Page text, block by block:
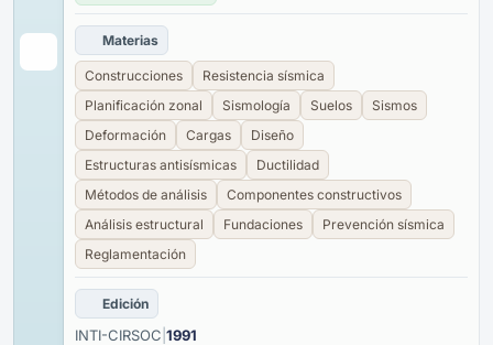
Materias
Construcciones
Resistencia sísmica
Planificación zonal
Sismología Suelos
Sismos
Deformación
Cargas
Diseño
Estructuras antisísmicas
Ductilidad
Métodos de análisis
Componentes constructivos
Análisis estructural
Fundaciones
Prevención sísmica
Reglamentación
Edición
INTI-CIRSOC 1991